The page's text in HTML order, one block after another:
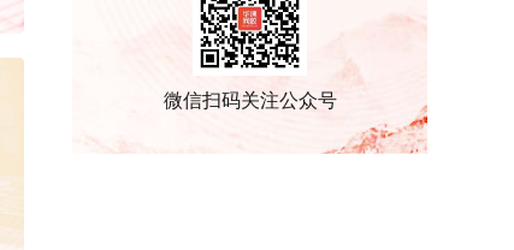
微信扫码关注公众号